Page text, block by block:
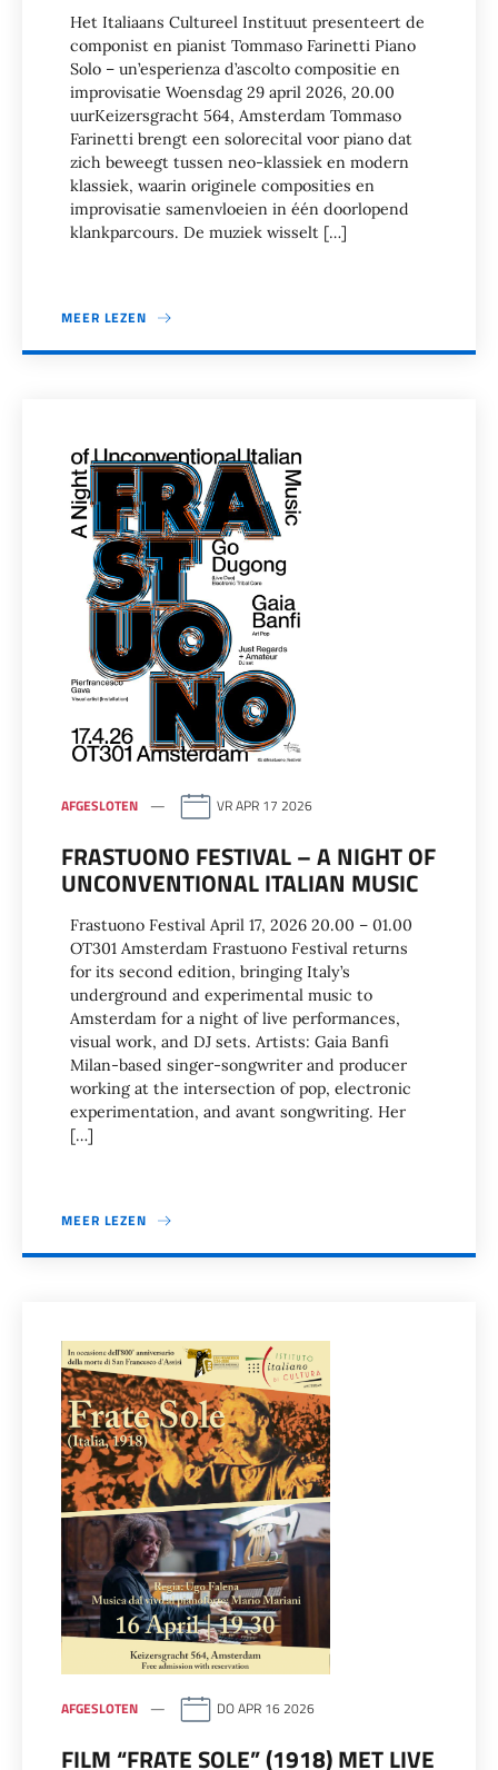
Het Italiaans Cultureel Instituut presenteert de
componist en pianist Tommaso Farinetti Piano
Solo – un’esperienza d’ascolto compositie en
improvisatie Woensdag 29 april 2026, 20.00
uurKeizersgracht 564, Amsterdam Tommaso
Farinetti brengt een solorecital voor piano dat
zich beweegt tussen neo-klassiek en modern
klassiek, waarin originele composities en
improvisatie samenvloeien in één doorlopend
klankparcours. De muziek wisselt […]
MEER LEZEN
AFGESLOTEN VR APR 17 2026
FRASTUONO FESTIVAL – A NIGHT OF
UNCONVENTIONAL ITALIAN MUSIC
Frastuono Festival April 17, 2026 20.00 – 01.00
OT301 Amsterdam Frastuono Festival returns
for its second edition, bringing Italy’s
underground and experimental music to
Amsterdam for a night of live performances,
visual work, and DJ sets. Artists: Gaia Banfi
Milan-based singer-songwriter and producer
working at the intersection of pop, electronic
experimentation, and avant songwriting. Her
[…]
MEER LEZEN
AFGESLOTEN DO APR 16 2026
FILM “FRATE SOLE” (1918) MET LIVE